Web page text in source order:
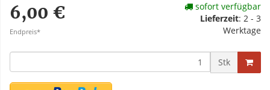
6,00 €
Endpreis*
sofort verfügbar
Lieferzeit: 2 - 3
Werktage
Stk